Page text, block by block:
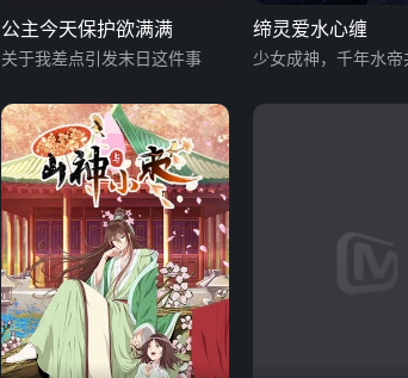
公主今天保护欲满满
关于我差点引发末日这件事
缔灵爱水心缠
少女成神，千年水帝